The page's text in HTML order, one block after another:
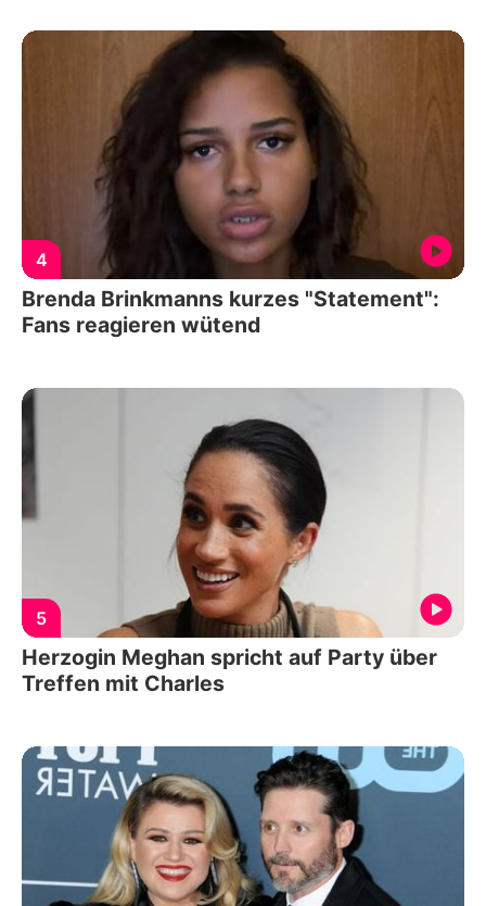
4
Brenda Brinkmanns kurzes "Statement":
Fans reagieren wütend
5
Herzogin Meghan spricht auf Party über
Treffen mit Charles